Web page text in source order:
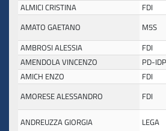
ALMICI CRISTINA
FDI
AMATO GAETANO
M5S
AMBROSI ALESSIA
FDI
AMENDOLA VINCENZO
PD-IDP
AMICH ENZO
FDI
AMORESE ALESSANDRO
FDI
ANDREUZZA GIORGIA
LEGA